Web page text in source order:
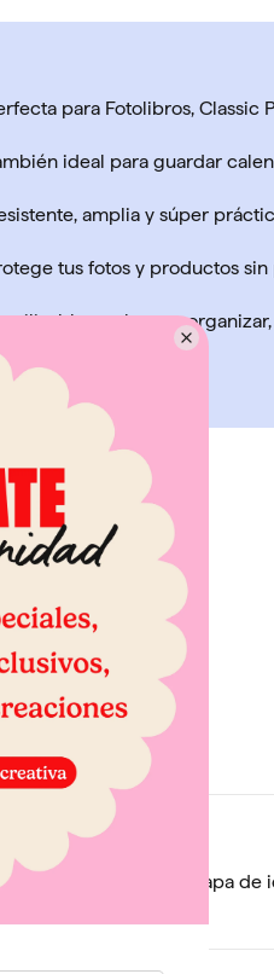
para Fotolibros, Classic
ideal para guardar
amplia y súper
tus fotos y productos
usala para
que quieras
comienza la etapa